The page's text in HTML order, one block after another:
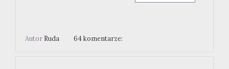
Autor Ruda 64 komentarze: